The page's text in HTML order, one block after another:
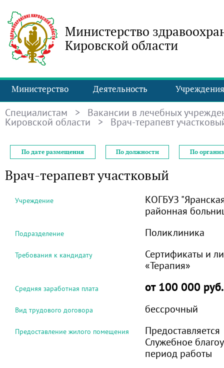
Министерство
Кировской области
Министерство Деятельность Учреждения
Специалистам > Вакансии в лечебных
Кировской области > Врач-терапевт
По дате размещения По должности По
Врач-терапевт участковый
Учреждение
КОГБУЗ
районная
Подразделение Поликлиника
Требования к кандидату
Сертификаты и
«Терапия»
Средняя заработная плата от 100 000 руб.
Вид трудового договора бессрочный
Предоставление жилого помещения
Предоставляется
Служебное
период работы